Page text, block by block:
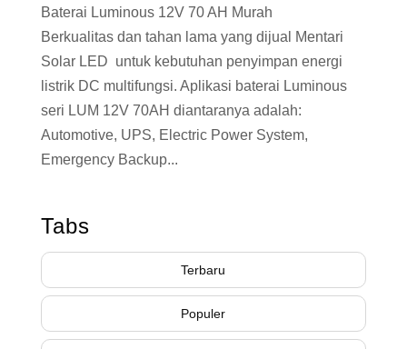
Baterai Luminous 12V 70 AH Murah
Berkualitas dan tahan lama yang dijual Mentari
Solar LED untuk kebutuhan penyimpan energi
listrik DC multifungsi. Aplikasi baterai Luminous
seri LUM 12V 70AH diantaranya adalah:
Automotive, UPS, Electric Power System,
Emergency Backup...
Tabs
Terbaru
Populer